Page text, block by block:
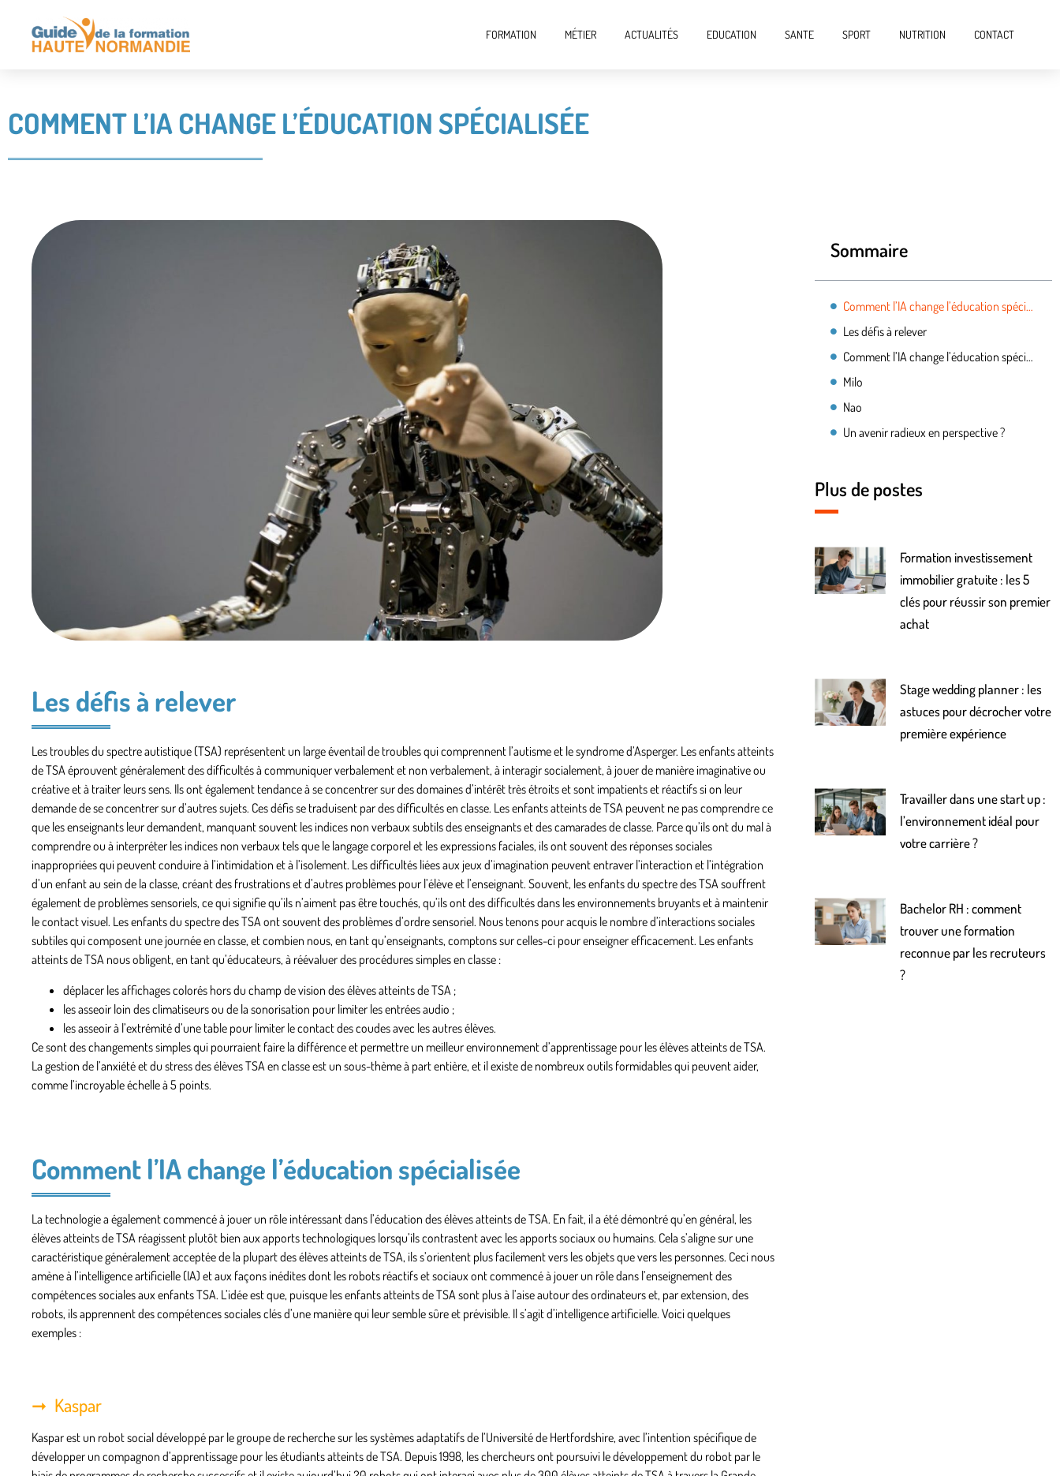
FORMATION MÉTIER ACTUALITÉS EDUCATION SANTE SPORT NUTRITION CONTACT
COMMENT L’IA CHANGE L’ÉDUCATION SPÉCIALISÉE
Les défis à relever
Les troubles du spectre autistique (TSA) représentent un large éventail de troubles qui comprennent l’autisme et le syndrome d’Asperger. Les enfants atteints
de TSA éprouvent généralement des difficultés à communiquer verbalement et non verbalement, à interagir socialement, à jouer de manière imaginative ou
créative et à traiter leurs sens. Ils ont également tendance à se concentrer sur des domaines d’intérêt très étroits et sont impatients et réactifs si on leur
demande de se concentrer sur d’autres sujets. Ces défis se traduisent par des difficultés en classe. Les enfants atteints de TSA peuvent ne pas comprendre ce
que les enseignants leur demandent, manquant souvent les indices non verbaux subtils des enseignants et des camarades de classe. Parce qu’ils ont du mal à
comprendre ou à interpréter les indices non verbaux tels que le langage corporel et les expressions faciales, ils ont souvent des réponses sociales
inappropriées qui peuvent conduire à l’intimidation et à l’isolement. Les difficultés liées aux jeux d’imagination peuvent entraver l’interaction et l’intégration
d’un enfant au sein de la classe, créant des frustrations et d’autres problèmes pour l’élève et l’enseignant. Souvent, les enfants du spectre des TSA souffrent
également de problèmes sensoriels, ce qui signifie qu’ils n’aiment pas être touchés, qu’ils ont des difficultés dans les environnements bruyants et à maintenir
le contact visuel. Les enfants du spectre des TSA ont souvent des problèmes d’ordre sensoriel. Nous tenons pour acquis le nombre d’interactions sociales
subtiles qui composent une journée en classe, et combien nous, en tant qu’enseignants, comptons sur celles-ci pour enseigner efficacement. Les enfants
atteints de TSA nous obligent, en tant qu’éducateurs, à réévaluer des procédures simples en classe :
déplacer les affichages colorés hors du champ de vision des élèves atteints de TSA ;
les asseoir loin des climatiseurs ou de la sonorisation pour limiter les entrées audio ;
les asseoir à l’extrémité d’une table pour limiter le contact des coudes avec les autres élèves.
Ce sont des changements simples qui pourraient faire la différence et permettre un meilleur environnement d’apprentissage pour les élèves atteints de TSA.
La gestion de l’anxiété et du stress des élèves TSA en classe est un sous-thème à part entière, et il existe de nombreux outils formidables qui peuvent aider,
comme l’incroyable échelle à 5 points.
Comment l’IA change l’éducation spécialisée
La technologie a également commencé à jouer un rôle intéressant dans l’éducation des élèves atteints de TSA. En fait, il a été démontré qu’en général, les
élèves atteints de TSA réagissent plutôt bien aux apports technologiques lorsqu’ils contrastent avec les apports sociaux ou humains. Cela s’aligne sur une
caractéristique généralement acceptée de la plupart des élèves atteints de TSA, ils s’orientent plus facilement vers les objets que vers les personnes. Ceci nous
amène à l’intelligence artificielle (IA) et aux façons inédites dont les robots réactifs et sociaux ont commencé à jouer un rôle dans l’enseignement des
compétences sociales aux enfants TSA. L’idée est que, puisque les enfants atteints de TSA sont plus à l’aise autour des ordinateurs et, par extension, des
robots, ils apprennent des compétences sociales clés d’une manière qui leur semble sûre et prévisible. Il s’agit d’intelligence artificielle. Voici quelques
exemples :
Kaspar
Kaspar est un robot social développé par le groupe de recherche sur les systèmes adaptatifs de l’Université de Hertfordshire, avec l’intention spécifique de
développer un compagnon d’apprentissage pour les étudiants atteints de TSA. Depuis 1998, les chercheurs ont poursuivi le développement du robot par le
Sommaire
Comment l’IA change l’éducation spécialisée
Les défis à relever
Comment l’IA change l’éducation spécialisée
Milo
Nao
Un avenir radieux en perspective ?
Plus de postes
Formation investissement
immobilier gratuite : les 5
clés pour réussir son premier
achat
Stage wedding planner : les
astuces pour décrocher votre
première expérience
Travailler dans une start up :
l’environnement idéal pour
votre carrière ?
Bachelor RH : comment
trouver une formation
reconnue par les recruteurs
?